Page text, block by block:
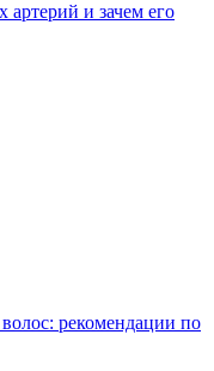
и зачем его
рекомендации по